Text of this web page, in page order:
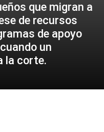
que migran a
de recursos
de apoyo
un
la corte.